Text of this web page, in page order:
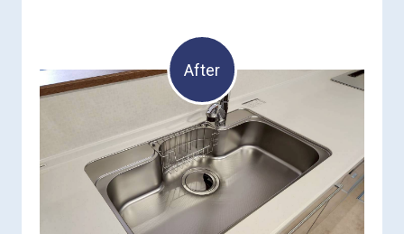
After